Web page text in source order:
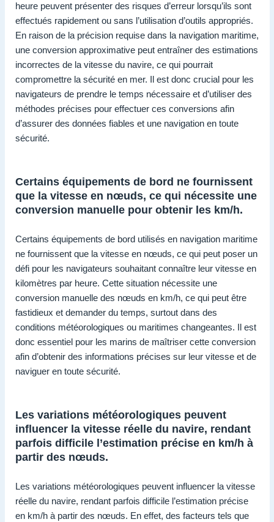
heure peuvent présenter des risques d’erreur lorsqu’ils sont
effectués rapidement ou sans l’utilisation d’outils appropriés.
En raison de la précision requise dans la navigation maritime,
une conversion approximative peut entraîner des estimations
incorrectes de la vitesse du navire, ce qui pourrait
compromettre la sécurité en mer. Il est donc crucial pour les
navigateurs de prendre le temps nécessaire et d’utiliser des
méthodes précises pour effectuer ces conversions afin
d’assurer des données fiables et une navigation en toute
sécurité.
Certains équipements de bord ne fournissent
que la vitesse en nœuds, ce qui nécessite une
conversion manuelle pour obtenir les km/h.
Certains équipements de bord utilisés en navigation maritime
ne fournissent que la vitesse en nœuds, ce qui peut poser un
défi pour les navigateurs souhaitant connaître leur vitesse en
kilomètres par heure. Cette situation nécessite une
conversion manuelle des nœuds en km/h, ce qui peut être
fastidieux et demander du temps, surtout dans des
conditions météorologiques ou maritimes changeantes. Il est
donc essentiel pour les marins de maîtriser cette conversion
afin d’obtenir des informations précises sur leur vitesse et de
naviguer en toute sécurité.
Les variations météorologiques peuvent
influencer la vitesse réelle du navire, rendant
parfois difficile l’estimation précise en km/h à
partir des nœuds.
Les variations météorologiques peuvent influencer la vitesse
réelle du navire, rendant parfois difficile l’estimation précise
en km/h à partir des nœuds. En effet, des facteurs tels que